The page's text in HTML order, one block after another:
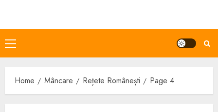
content
Primary
Menu
Home Mâncare Rețete Românești Page 4